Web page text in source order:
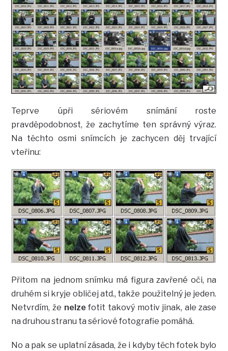
Teprve úpři sériovém snímání roste
pravděpodobnost, že zachytíme ten správný výraz.
Na těchto osmi snímcích je zachycen děj trvající
vteřinu:
Přitom na jednom snímku má figura zavřené oči, na
druhém si kryje obličej atd., takže použitelný je jeden.
Netvrdím, že nelze fotit takový motiv jinak, ale zase
na druhou stranu ta sériové fotografie pomáhá.
No a pak se uplatní zásada, že i kdyby těch fotek bylo